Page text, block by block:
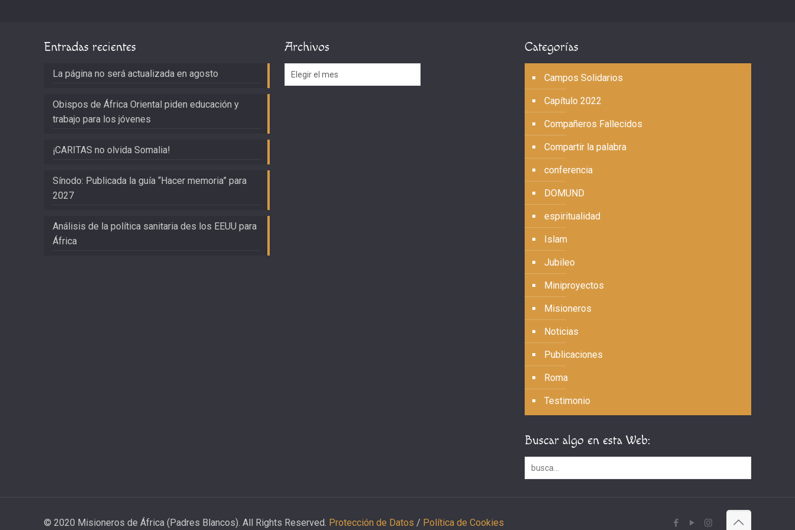
Entradas recientes
La página no será actualizada en agosto
Obispos de África Oriental piden educación y
trabajo para los jóvenes
¡CARITAS no olvida Somalia!
Sínodo: Publicada la guía “Hacer memoria” para
2027
Análisis de la política sanitaria des los EEUU para
África
Archivos
Archivos
Categorías
Campos Solidarios
Capítulo 2022
Compañeros Fallecidos
Compartir la palabra
conferencia
DOMUND
espiritualidad
Islam
Jubileo
Miniproyectos
Misioneros
Noticias
Publicaciones
Roma
Testimonio
Buscar algo en esta Web:
© 2020 Misioneros de África (Padres Blancos). All Rights Reserved. Protección de Datos / Política de Cookies